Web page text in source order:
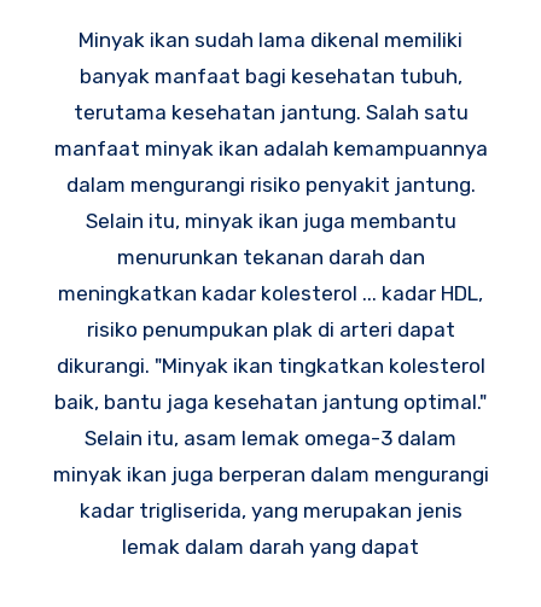
Minyak ikan sudah lama dikenal memiliki
banyak manfaat bagi kesehatan tubuh,
terutama kesehatan jantung. Salah satu
manfaat minyak ikan adalah kemampuannya
dalam mengurangi risiko penyakit jantung.
Selain itu, minyak ikan juga membantu
menurunkan tekanan darah dan
meningkatkan kadar kolesterol ... kadar HDL,
risiko penumpukan plak di arteri dapat
dikurangi. "Minyak ikan tingkatkan kolesterol
baik, bantu jaga kesehatan jantung optimal."
Selain itu, asam lemak omega-3 dalam
minyak ikan juga berperan dalam mengurangi
kadar trigliserida, yang merupakan jenis
lemak dalam darah yang dapat